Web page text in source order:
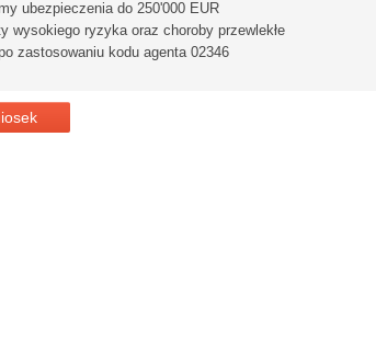
ubezpieczenia do 250'000 EUR
wysokiego ryzyka oraz choroby przewlekłe
zastosowaniu kodu agenta 02346